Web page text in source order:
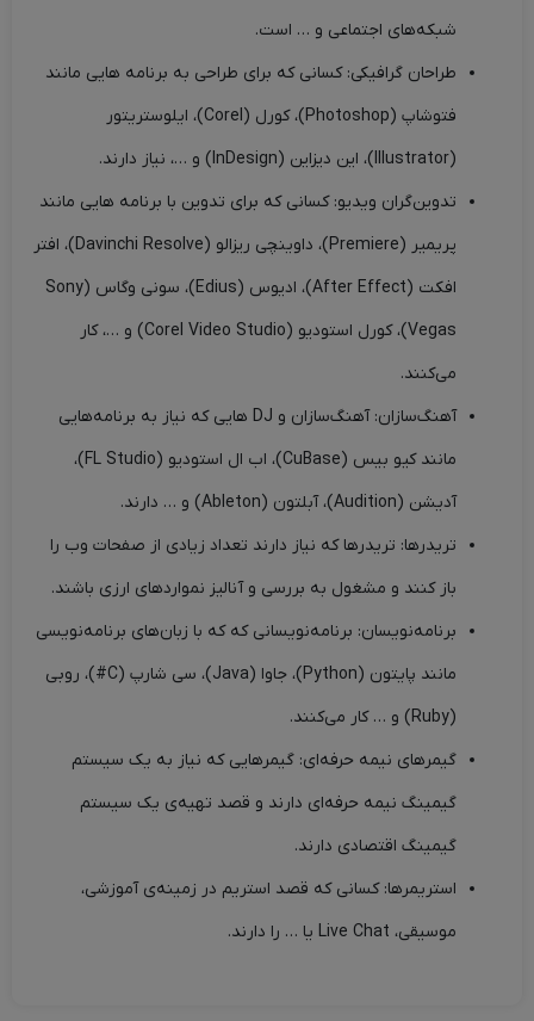
شبکه‌های اجتماعی و … است.
طراحان گرافیکی: کسانی که برای طراحی به برنامه هایی مانند
فتوشاپ (Photoshop)، کورل (Corel)، ایلوستریتور
(Illustrator)، این دیزاین (InDesign) و …، نیاز دارند.
تدوین‌گران ویدیو: کسانی که برای تدوین با برنامه هایی مانند
پریمیر (Premiere)، داوینچی ریزالو (Davinchi Resolve)، افتر
افکت (After Effect)، ادیوس (Edius)، سونی وگاس (Sony
Vegas)، کورل استودیو (Corel Video Studio) و …، کار
می‌کنند.
آهنگ‌سازان: آهنگ‌سازان و DJ هایی که نیاز به برنامه‌هایی
مانند کیو بیس (CuBase)، اب ال استودیو (FL Studio)،
آدیشن (Audition)، آبلتون (Ableton) و … دارند.
تریدرها: تریدرها که نیاز دارند تعداد زیادی از صفحات وب را
باز کنند و مشغول به بررسی و آنالیز نمواردهای ارزی باشند.
برنامه‌نویسان: برنامه‌نویسانی که که با زبان‌های برنامه‌نویسی
مانند پایتون (Python)، جاوا (Java)، سی شارپ (C#)، روبی
(Ruby) و … کار می‌کنند.
گیمرهای نیمه حرفه‌ای: گیمرهایی که نیاز به یک سیستم
گیمینگ نیمه حرفه‌ای دارند و قصد تهیه‌ی یک سیستم
گیمینگ اقتصادی دارند.
استریمرها: کسانی که قصد استریم در زمینه‌ی آموزشی،
موسیقی، Live Chat یا … را دارند.